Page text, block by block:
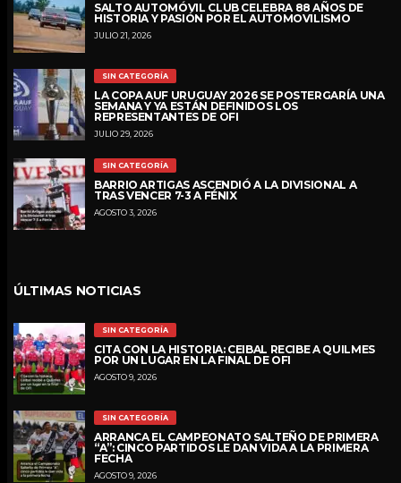
SALTO AUTOMÓVIL CLUB CELEBRA 88 AÑOS DE
HISTORIA Y PASIÓN POR EL AUTOMOVILISMO
JULIO 21, 2026
SIN CATEGORÍA
LA COPA AUF URUGUAY 2026 SE POSTERGARÍA UNA
SEMANA Y YA ESTÁN DEFINIDOS LOS
REPRESENTANTES DE OFI
JULIO 29, 2026
SIN CATEGORÍA
BARRIO ARTIGAS ASCENDIÓ A LA DIVISIONAL A
TRAS VENCER 7-3 A FÉNIX
AGOSTO 3, 2026
ÚLTIMAS NOTICIAS
SIN CATEGORÍA
CITA CON LA HISTORIA: CEIBAL RECIBE A QUILMES
POR UN LUGAR EN LA FINAL DE OFI
AGOSTO 9, 2026
SIN CATEGORÍA
ARRANCA EL CAMPEONATO SALTEÑO DE PRIMERA
“A”: CINCO PARTIDOS LE DAN VIDA A LA PRIMERA
FECHA
AGOSTO 9, 2026